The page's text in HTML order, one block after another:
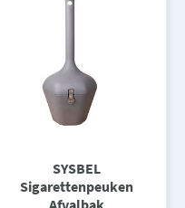
SYSBEL
Sigarettenpeuken